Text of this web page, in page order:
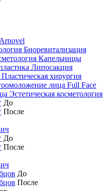
Биоревитализация
Капельницы
Липосакция
Пластическая хирургия
лица Full Face
Эстетическая косметология
До
После
До
После
До
После